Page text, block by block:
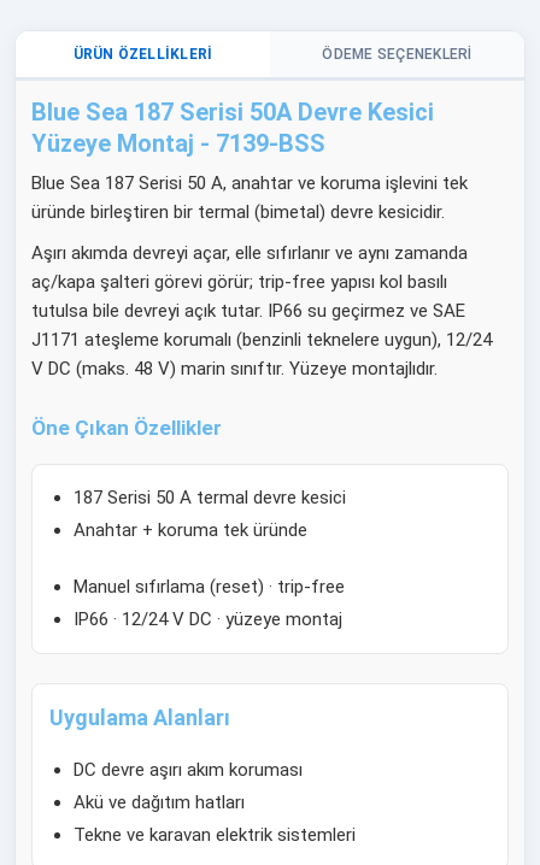
ÜRÜN ÖZELLIKLERI ÖDEME SEÇENEKLERI
Blue Sea 187 Serisi 50A Devre Kesici
Yüzeye Montaj - 7139-BSS
Blue Sea 187 Serisi 50 A, anahtar ve koruma işlevini tek
üründe birleştiren bir termal (bimetal) devre kesicidir.
Aşırı akımda devreyi açar, elle sıfırlanır ve aynı zamanda
aç/kapa şalteri görevi görür; trip-free yapısı kol basılı
tutulsa bile devreyi açık tutar. IP66 su geçirmez ve SAE
J1171 ateşleme korumalı (benzinli teknelere uygun), 12/24
V DC (maks. 48 V) marin sınıftır. Yüzeye montajlıdır.
Öne Çıkan Özellikler
187 Serisi 50 A termal devre kesici
Anahtar + koruma tek üründe
Manuel sıfırlama (reset) · trip-free
IP66 · 12/24 V DC · yüzeye montaj
Uygulama Alanları
DC devre aşırı akım koruması
Akü ve dağıtım hatları
Tekne ve karavan elektrik sistemleri